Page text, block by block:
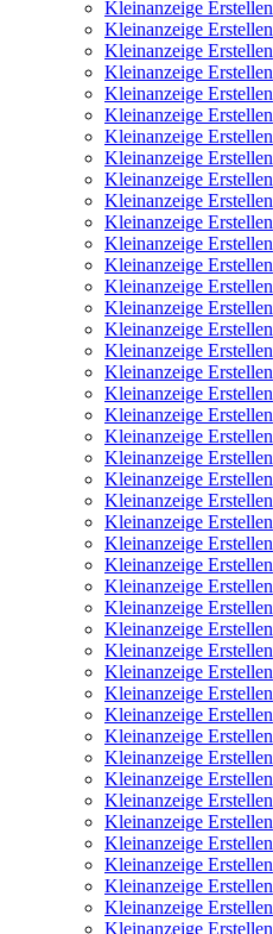
Kleinanzeige Erstellen
Kleinanzeige Erstellen
Kleinanzeige Erstellen
Kleinanzeige Erstellen
Kleinanzeige Erstellen
Kleinanzeige Erstellen
Kleinanzeige Erstellen
Kleinanzeige Erstellen
Kleinanzeige Erstellen
Kleinanzeige Erstellen
Kleinanzeige Erstellen
Kleinanzeige Erstellen
Kleinanzeige Erstellen
Kleinanzeige Erstellen
Kleinanzeige Erstellen
Kleinanzeige Erstellen
Kleinanzeige Erstellen
Kleinanzeige Erstellen
Kleinanzeige Erstellen
Kleinanzeige Erstellen
Kleinanzeige Erstellen
Kleinanzeige Erstellen
Kleinanzeige Erstellen
Kleinanzeige Erstellen
Kleinanzeige Erstellen
Kleinanzeige Erstellen
Kleinanzeige Erstellen
Kleinanzeige Erstellen
Kleinanzeige Erstellen
Kleinanzeige Erstellen
Kleinanzeige Erstellen
Kleinanzeige Erstellen
Kleinanzeige Erstellen
Kleinanzeige Erstellen
Kleinanzeige Erstellen
Kleinanzeige Erstellen
Kleinanzeige Erstellen
Kleinanzeige Erstellen
Kleinanzeige Erstellen
Kleinanzeige Erstellen
Kleinanzeige Erstellen
Kleinanzeige Erstellen
Kleinanzeige Erstellen
Kleinanzeige Erstellen